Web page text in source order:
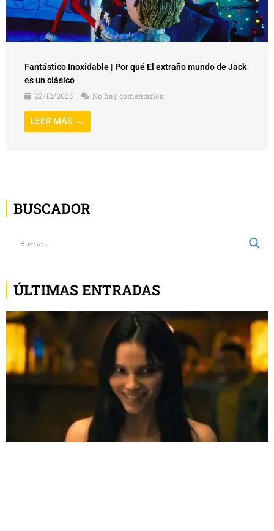
Fantástico Inoxidable | Por qué El extraño mundo de Jack
es un clásico
22/12/2025
No hay comentarios
LEER MÁS →
BUSCADOR
ÚLTIMAS ENTRADAS